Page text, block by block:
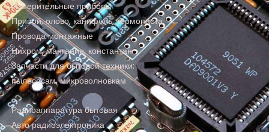
Измерительные приборы
Припой, олово, канифоль, термопаста
Провода монтажные
Нихром, манганин, константан
Запчасти для бытовой техники:
пылесосам, микроволновкам
Радиоаппаратура бытовая
Авто радиоэлектроника